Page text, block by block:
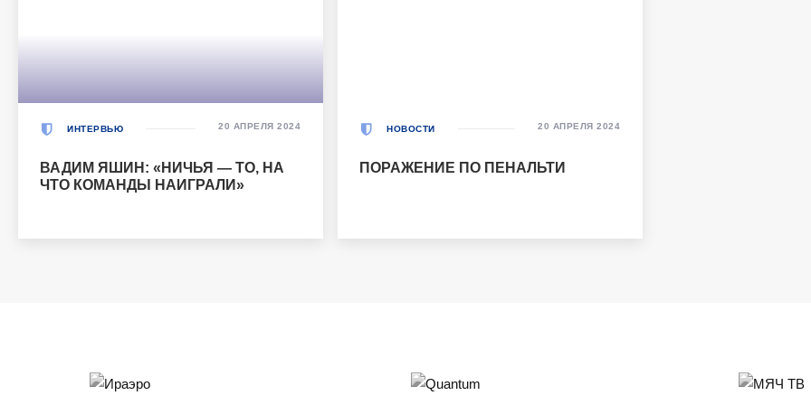
ИНТЕРВЬЮ
ВАДИМ ЯШИН: «НИЧЬЯ — ТО, НА
ЧТО КОМАНДЫ НАИГРАЛИ»
20 АПРЕЛЯ 2024 НОВОСТИ
ПОРАЖЕНИЕ ПО ПЕНАЛЬТИ
20 АПРЕЛЯ 2024